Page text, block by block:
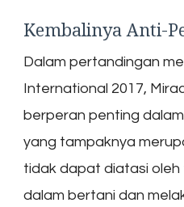
Kembalinya Anti-
Dalam pertandingan
International 2017,
berperan penting
yang tampaknya
tidak dapat diatasi oleh
dalam bertani dan